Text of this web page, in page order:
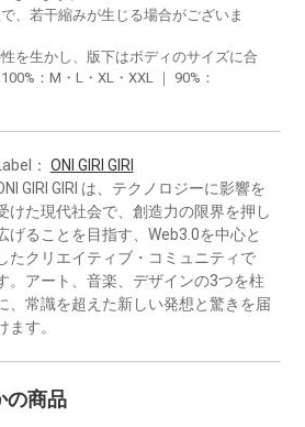
、若干縮みが生じる場合がございま
を生かし、版下はボディのサイズに合
：M・L・XL・XXL ｜ 90%：
Label： ONI GIRI GIRI
GIRI GIRI は、テクノロジーに影響を
けた現代社会で、創造力の限界を押し
げることを目指す、Web3.0を中心と
たクリエイティブ・コミュニティで
。アート、音楽、デザインの3つを柱
、常識を超えた新しい発想と驚きを届
ます。
の商品